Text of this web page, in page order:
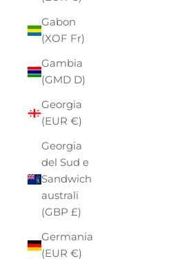
Gabon
(XOF Fr)
Gambia
(GMD D)
Georgia
(EUR €)
Georgia
del Sud e
Sandwich
australi
(GBP £)
Germania
(EUR €)